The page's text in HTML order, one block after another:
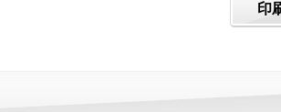
印